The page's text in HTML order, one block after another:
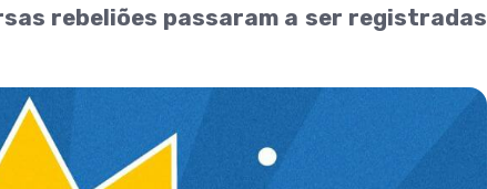
rebeliões passaram a ser registradas